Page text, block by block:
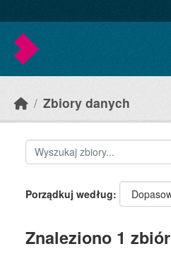
Zbiory danych
Porządkuj według
Znaleziono 1 zbiór